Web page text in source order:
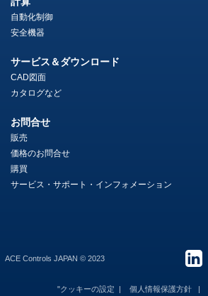
自動化制御
安全機器
サービス＆ダウンロード
CAD図面
カタログなど
お問合せ
販売
価格のお問合せ
購買
サービス・サポート・インフォメーション
ACE Controls JAPAN © 2023
"クッキーの設定 個人情報保護方針